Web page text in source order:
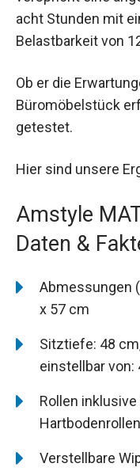
acht Stunden mit
Belastbarkeit von
Ob er die
Büromöbelstück
getestet.
Hier sind unsere
Amstyle
Daten &
Abmessungen
x 57 cm
Sitztiefe: 48
einstellbar von:
Rollen
Verstellbare